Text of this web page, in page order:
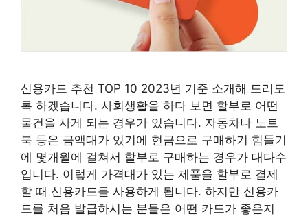
신용카드 추천 TOP 10 2023년 기준 소개해 드리도
록 하겠습니다. 사회생활을 하다 보면 할부로 어떤
물건을 사게 되는 경우가 있습니다. 자동차나 노트
북 등은 금액대가 있기에 현금으로 구매하기 힘들기
에 몇개월에 걸쳐서 할부로 구매하는 경우가 대다수
입니다. 이렇게 가격대가 있는 제품을 할부로 결제
할 때 신용카드를 사용하게 됩니다. 하지만 신용카
드를 처음 발급하시는 분들은 어떤 카드가 좋은지